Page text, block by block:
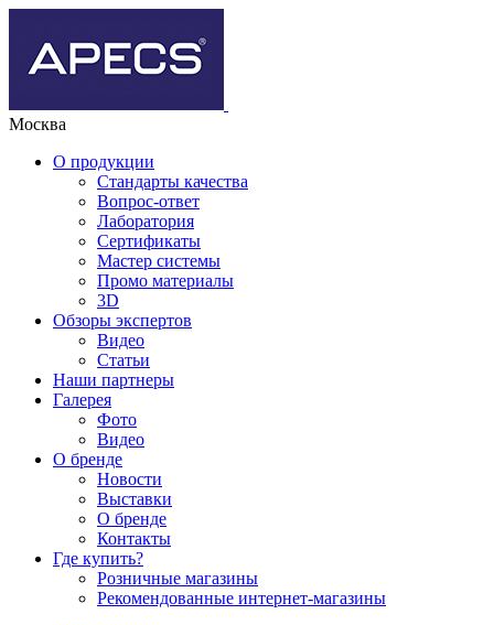
Москва
О продукции
Стандарты качества
Вопрос-ответ
Лаборатория
Сертификаты
Мастер системы
Промо материалы
3D
Обзоры экспертов
Видео
Статьи
Наши партнеры
Галерея
Фото
Видео
О бренде
Новости
Выставки
О бренде
Контакты
Где купить?
Розничные магазины
Рекомендованные интернет-магазины